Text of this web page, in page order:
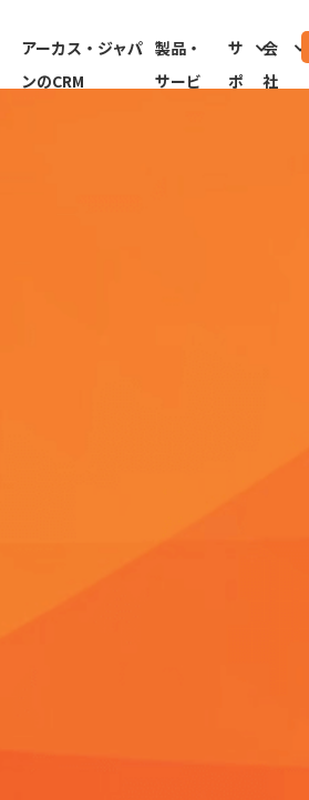
アーカス・ジャパ
ンのCRM
製品・
サービ
サ
ポ
会
社